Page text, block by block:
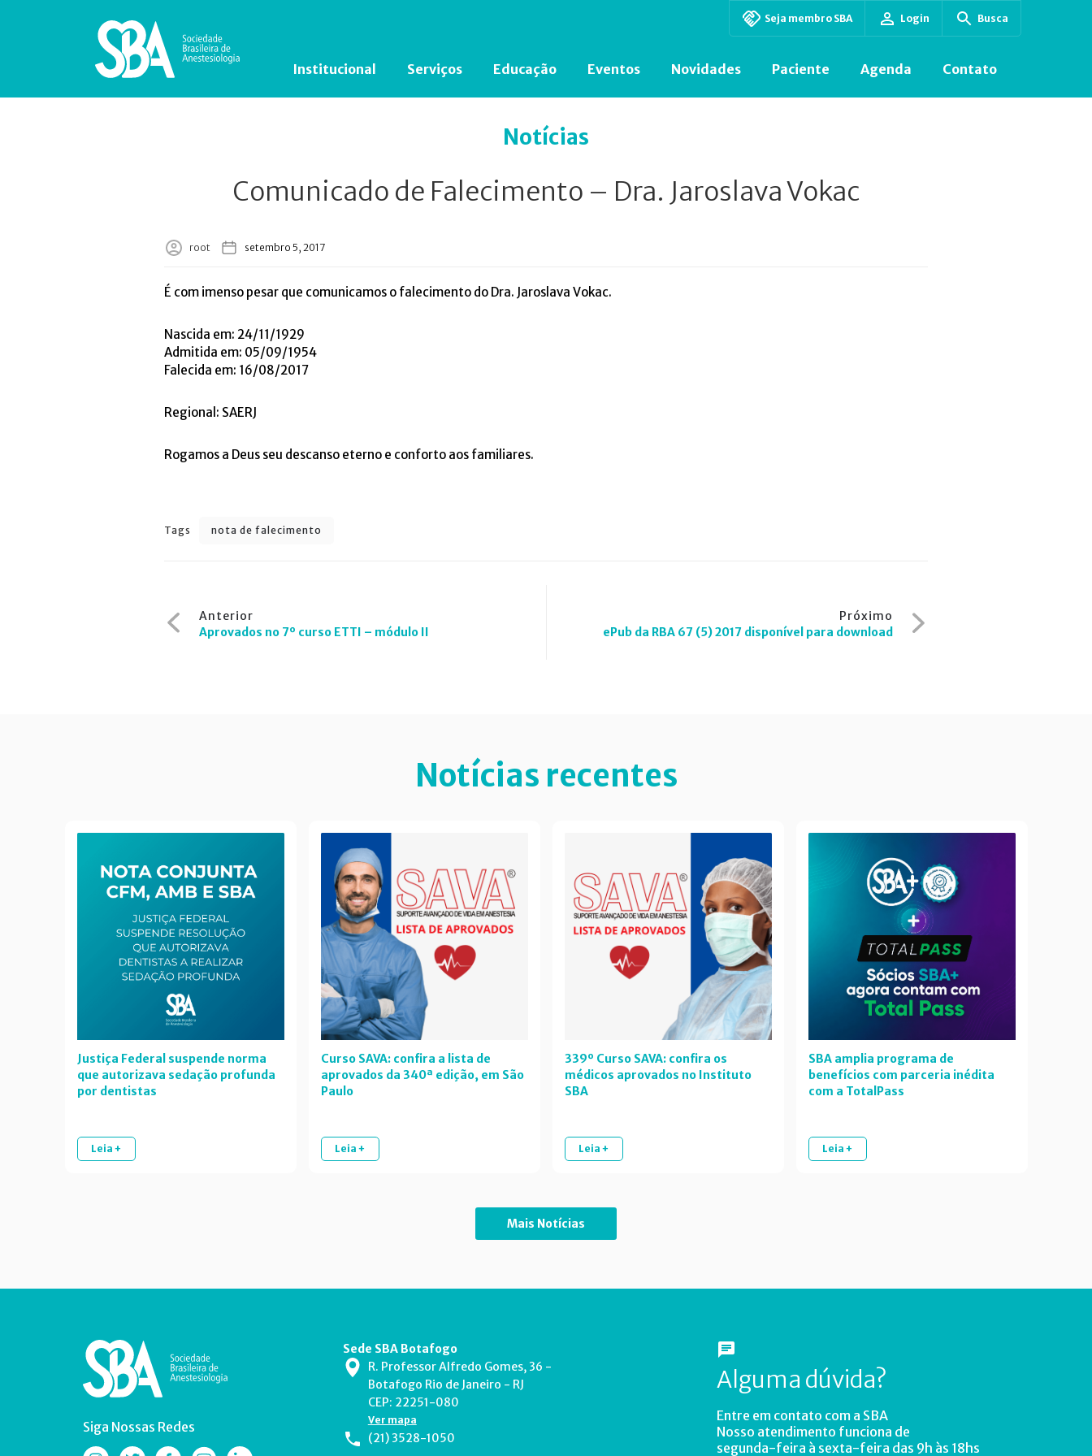
Seja membro SBA Login Busca
Institucional Serviços Educação Eventos Novidades Paciente Agenda Contato
Notícias
Comunicado de Falecimento – Dra. Jaroslava Vokac
root setembro 5, 2017
É com imenso pesar que comunicamos o falecimento do Dra. Jaroslava Vokac.
Nascida em: 24/11/1929
Admitida em: 05/09/1954
Falecida em: 16/08/2017
Regional: SAERJ
Rogamos a Deus seu descanso eterno e conforto aos familiares.
Tags nota de falecimento
de
Anterior
Aprovados no 7º curso ETTI – módulo II
Próximo
ePub da RBA 67 (5) 2017 disponível para download
Notícias recentes
Justiça Federal suspende norma
que autorizava sedação profunda
por dentistas
Leia +
Curso SAVA: confira a lista de
aprovados da 340ª edição, em São
Paulo
Leia +
339º Curso SAVA: confira os
médicos aprovados no Instituto
SBA
Leia +
SBA amplia programa de
benefícios com parceria inédita
com a TotalPass
Leia +
Mais Notícias
Siga Nossas Redes
Sede SBA Botafogo
R. Professor Alfredo Gomes, 36 -
Botafogo Rio de Janeiro - RJ
CEP: 22251-080
Ver mapa
(21) 3528-1050
Alguma dúvida?
Entre em contato com a SBA
Nosso atendimento funciona de
segunda-feira à sexta-feira das 9h às 18hs